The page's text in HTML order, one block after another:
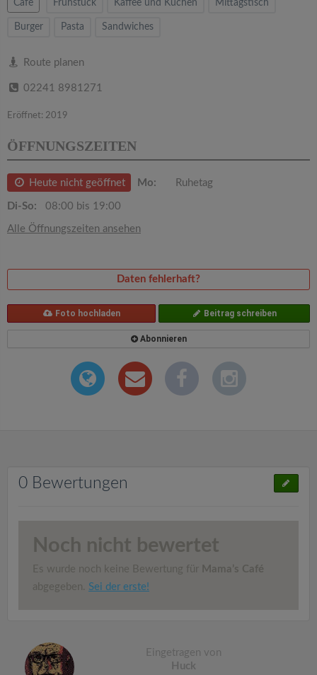
Cafe Frühstück Kaffee und Kuchen Mittagstisch
Burger Pasta Sandwiches
Route planen
02241 8981271
Eröffnet: 2019
ÖFFNUNGSZEITEN
Heute nicht geöffnet Mo: Ruhetag
Di-So: 08:00 bis 19:00
Alle Öffnungszeiten ansehen
Daten fehlerhaft?
Foto hochladen Beitrag schreiben
Abonnieren
0 Bewertungen
Noch nicht bewertet
Es wurde noch keine Bewertung für Mama’s Café
abgegeben. Sei der erste!
Eingetragen von
Huck
a
t
i
o